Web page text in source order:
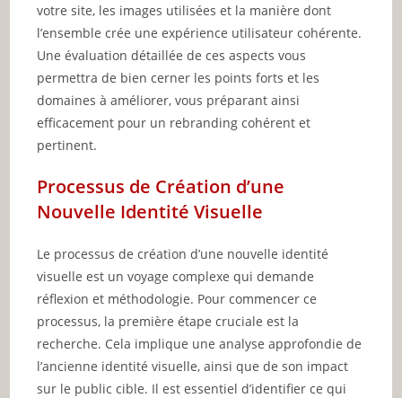
votre site, les images utilisées et la manière dont
l’ensemble crée une expérience utilisateur cohérente.
Une évaluation détaillée de ces aspects vous
permettra de bien cerner les points forts et les
domaines à améliorer, vous préparant ainsi
efficacement pour un rebranding cohérent et
pertinent.
Processus de Création d’une
Nouvelle Identité Visuelle
Le processus de création d’une nouvelle identité
visuelle est un voyage complexe qui demande
réflexion et méthodologie. Pour commencer ce
processus, la première étape cruciale est la
recherche. Cela implique une analyse approfondie de
l’ancienne identité visuelle, ainsi que de son impact
sur le public cible. Il est essentiel d’identifier ce qui